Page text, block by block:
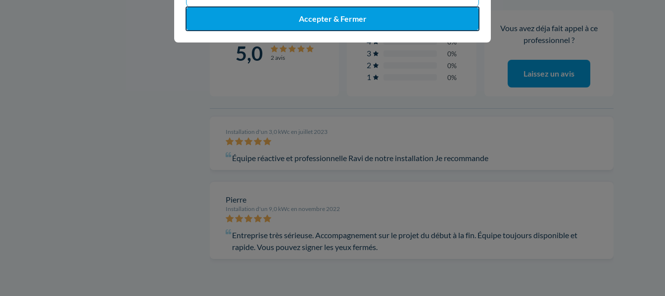
Accepter & Fermer
5,0 2 avis
5 100%
4 0%
3 0%
2 0%
1 0%
Vous avez déja fait appel à ce
professionnel ?
Laissez un avis
Installation d'un 3,0 kWc en juillet 2023
Équipe réactive et professionnelle Ravi de notre installation Je recommande
Pierre
Installation d'un 9,0 kWc en novembre 2022
Entreprise très sérieuse. Accompagnement sur le projet du début à la fin. Équipe toujours disponible et
rapide. Vous pouvez signer les yeux fermés.